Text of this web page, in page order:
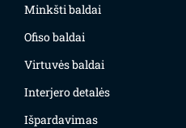
Minkšti baldai
Ofiso baldai
Virtuvės baldai
Interjero detalės
Išpardavimas